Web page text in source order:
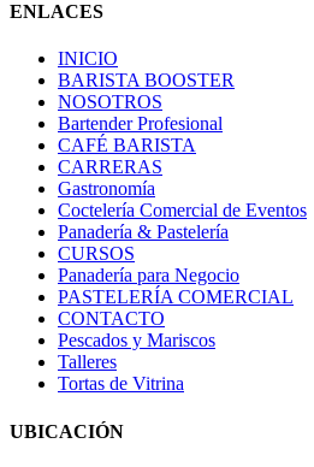
ENLACES
INICIO
BARISTA BOOSTER
NOSOTROS
Bartender Profesional
CAFÉ BARISTA
CARRERAS
Gastronomía
Coctelería Comercial de Eventos
Panadería & Pastelería
CURSOS
Panadería para Negocio
PASTELERÍA COMERCIAL
CONTACTO
Pescados y Mariscos
Talleres
Tortas de Vitrina
UBICACIÓN